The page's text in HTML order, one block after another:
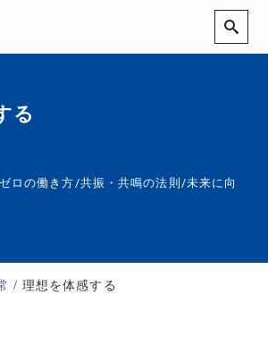
る
ゼロの働き方 /共振・共鳴の法則 /未来に向
理想を体感する